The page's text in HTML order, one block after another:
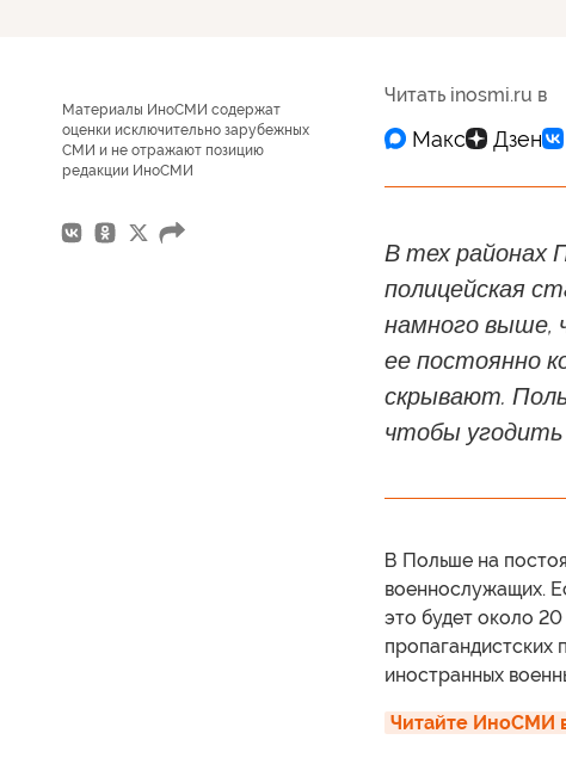
Материалы ИноСМИ содержат
оценки исключительно зарубежных
СМИ и не отражают позицию
редакции ИноСМИ
Читать inosmi.ru в
В тех районах
полицейская
намного выше,
ее постоянно
скрывают.
чтобы
В Польше на
военнослужащих.
это будет около
пропагандистских
иностранных
Читайте ИноСМИ